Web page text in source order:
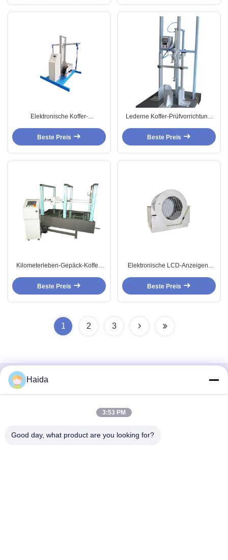
Elektronische Koffer-
Gepäck-Griff-
Ermüdungsfestigkeits-
Beste Preis
Lederne Koffer-Prüfvorrichtung,
Prüfmaschine austauschend
Beste Preis
Kilometerleben-Gepäck-Koffer-
Touch Screen
Beste Preis
Elektronische LCD-Anzeigen-
Trommel-Tropfen-Prüfmaschine
Beste Preis
1 2 3
Schnellkontakt
Nancheng-Bezirk, Dongguan-Stadt, Provinz Guangdong,
Haida
3:53 PM
Good day, what product are you looking for?